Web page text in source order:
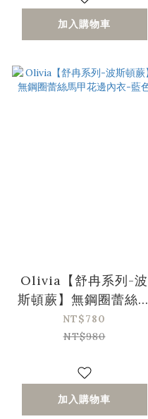
加入購物車
Olivia【舒冉系列-波
斯頓蕨】無鋼圈蕾絲馬
甲花邊內衣-藍色
NT$780
NT$980
加入購物車